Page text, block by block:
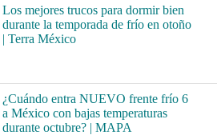
Los mejores trucos para dormir bien
durante la temporada de frío en otoño
| Terra México
¿Cuándo entra NUEVO frente frío 6
a México con bajas temperaturas
durante octubre? | MAPA